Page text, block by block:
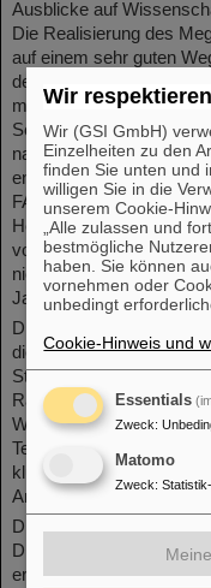
Ausblicke auf
Die Realisierung des
auf einem sehr guten
der Beginn des
mit ersten Experimenten
Schritte orientieren sich
nationalen und
enorme
FAIR- und GSI-
Herausforderung
vorausschauenden
nicht nur für die
Jahrzehnte.“
Die Bedeutung von
die Gesellschaft und die
Standort Deutschland
Rahmen internationaler
Wissenschaftsstandort
Technologiestandort
kluge Köpfe und Know-
Anwendungen in Technik
Die FAIR-GSI-
Dr. Katharina
erfolgreichen
Wir
Wir (GSI GmbH)
Einzelheiten zu den
finden Sie unten und
willigen Sie in die
unserem Cookie-
„Alle zulassen und
bestmögliche
haben. Sie können
vornehmen oder
unbedingt
Cookie-Hinweis und
Essentials
Zweck:
Matomo
Zweck: